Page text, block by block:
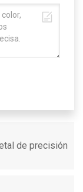
de precisión